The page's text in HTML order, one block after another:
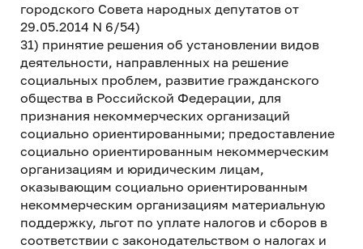
городского Совета народных депутатов от
29.05.2014 N 6/54)
31) принятие решения об установлении видов
деятельности, направленных на решение
социальных проблем, развитие гражданского
общества в Российской Федерации, для
признания некоммерческих организаций
социально ориентированными; предоставление
социально ориентированным некоммерческим
организациям и юридическим лицам,
оказывающим социально ориентированным
некоммерческим организациям материальную
поддержку, льгот по уплате налогов и сборов в
соответствии с законодательством о налогах и